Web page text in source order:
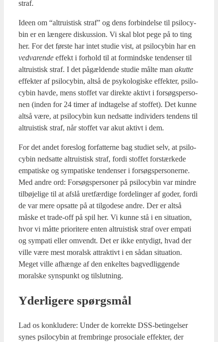
straf.
Ide­en om “altru­is­tisk straf” og dens for­bin­del­se til psi­lo­cy­
bin er en læn­ge­re dis­kus­sion. Vi skal blot pege på to ting
her. For det før­ste har intet stu­die vist, at psi­lo­cy­bin har en
ved­va­ren­de effekt i for­hold til at for­mind­ske ten­den­ser til
altru­is­tisk straf. I det pågæl­den­de stu­die mål­te man aku­t­te
effek­ter af psi­lo­cy­bin, alt­så de psy­ko­lo­gi­ske effek­ter, psi­lo­
cy­bin hav­de, mens stof­fet var direk­te aktivt i for­søgs­per­so­
nen (inden for 24 timer af ind­ta­gel­se af stof­fet). Det kun­ne
alt­så være, at psi­lo­cy­bin kun ned­sat­te indi­vi­ders ten­dens til
altru­is­tisk straf, når stof­fet var akut aktivt i dem.
For det andet fore­slog for­fat­ter­ne bag stu­di­et selv, at psi­lo­
cy­bin ned­sat­te altru­is­tisk straf, for­di stof­fet for­stær­ke­de
empa­ti­ske og sym­pa­ti­ske ten­den­ser i for­søgs­per­so­ner­ne.
Med andre ord: For­søgs­per­so­ner på psi­lo­cy­bin var min­dre
til­bø­je­li­ge til at afslå uret­fær­di­ge for­de­lin­ger af goder, for­di
de var mere opsat­te på at til­go­de­se andre. Der er alt­så
måske et tra­de-off på spil her. Vi kun­ne stå i en situ­a­tion,
hvor vi måt­te pri­o­ri­te­re enten altru­is­tisk straf over empa­ti
og sym­pa­ti eller omvendt. Det er ikke enty­digt, hvad der
vil­le være mest moralsk attrak­tivt i en sådan situ­a­tion.
Meget vil­le afhæn­ge af den enkel­tes bag­ved­lig­gen­de
moral­ske syns­punkt og til­slut­ning.
Yder­li­ge­re spørgs­mål
Lad os kon­klu­de­re: Under de kor­rek­te DSS-betin­gel­ser
synes psi­lo­cy­bin at frem­brin­ge pro­so­ci­a­le effek­ter, der